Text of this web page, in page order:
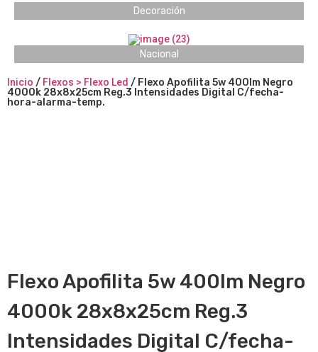
Decoración
Nacional
Inicio / Flexos > Flexo Led / Flexo Apofilita 5w 400lm Negro
4000k 28x8x25cm Reg.3 Intensidades Digital C/fecha-
hora-alarma-temp.
Flexo Apofilita 5w 400lm Negro
4000k 28x8x25cm Reg.3
Intensidades Digital C/fecha-